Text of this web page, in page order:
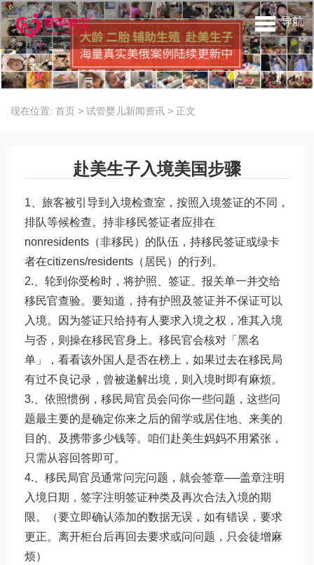
导航
现在位置: 首页 > 试管婴儿新闻资讯 > 正文
赴美生子入境美国步骤
1、旅客被引导到入境检查室，按照入境签证的不同，
排队等候检查。持非移民签证者应排在
nonresidents（非移民）的队伍，持移民签证或绿卡
者在citizens/residents（居民）的行列。
2.、轮到你受检时，将护照、签证、报关单一并交给
移民官查验。要知道，持有护照及签证并不保证可以
入境。因为签证只给持有人要求入境之权，准其入境
与否，则操在移民官身上。移民官会核对「黑名
单」，看看该外国人是否在榜上，如果过去在移民局
有过不良记录，曾被递解出境，则入境时即有麻烦。
3.、依照惯例，移民局官员会问你一些问题，这些问
题最主要的是确定你来之后的留学或居住地、来美的
目的、及携带多少钱等。咱们赴美生妈妈不用紧张，
只需从容回答即可。
4.、移民局官员通常问完问题，就会签章──盖章注明
入境日期，签字注明签证种类及再次合法入境的期
限。（要立即确认添加的数据无误，如有错误，要求
更正。离开柜台后再回去要求或问问题，只会徒增麻
烦）